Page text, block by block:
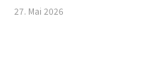
27. Mai 2026